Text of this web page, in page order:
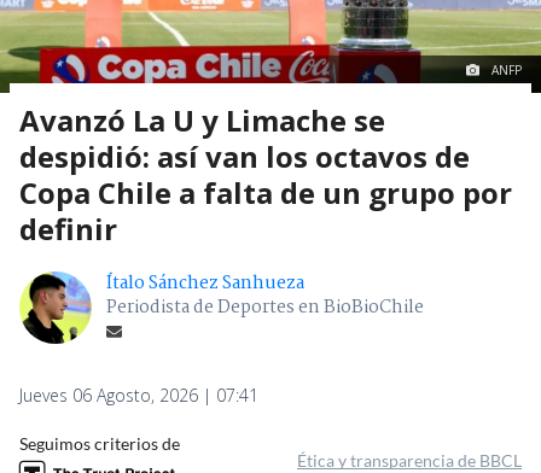
ANFP
Avanzó La U y Limache se
despidió: así van los octavos de
Copa Chile a falta de un grupo por
definir
Ítalo Sánchez Sanhueza
Periodista de Deportes en BioBioChile
Jueves 06 Agosto, 2026 | 07:41
Seguimos criterios de
Ética y transparencia de BBCL